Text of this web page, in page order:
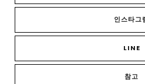
인스타그
LINE
참고